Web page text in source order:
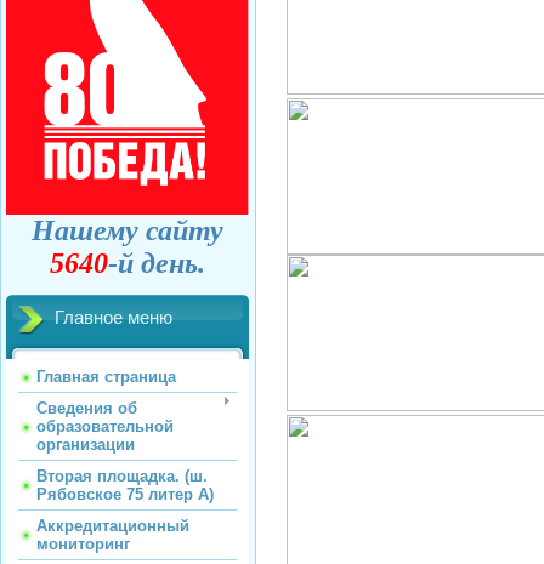
Нашему сайту
5640-й день.
Главное меню
Главная страница
Сведения об
образовательной
организации
Вторая площадка. (ш.
Рябовское 75 литер А)
Аккредитационный
мониторинг